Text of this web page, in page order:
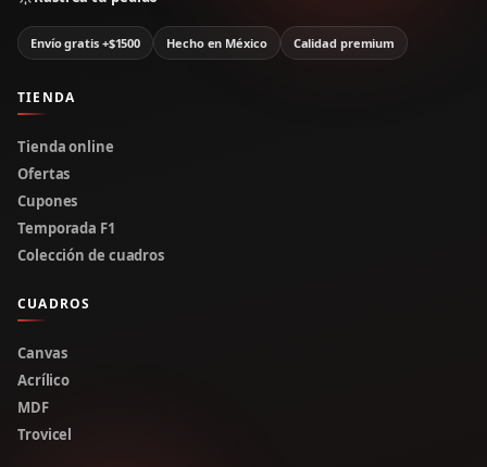
Envío gratis +$1500 Hecho en México Calidad premium
TIENDA
Tienda online
Ofertas
Cupones
Temporada F1
Colección de cuadros
CUADROS
Canvas
Acrílico
MDF
Trovicel